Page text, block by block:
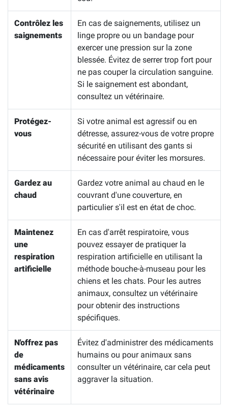
Contrôlez les
saignements
En cas de saignements, utilisez un
linge propre ou un bandage pour
exercer une pression sur la zone
blessée. Évitez de serrer trop fort pour
ne pas couper la circulation sanguine.
Si le saignement est abondant,
consultez un vétérinaire.
Protégez-
vous
Si votre animal est agressif ou en
détresse, assurez-vous de votre propre
sécurité en utilisant des gants si
nécessaire pour éviter les morsures.
Gardez au
chaud
Gardez votre animal au chaud en le
couvrant d'une couverture, en
particulier s'il est en état de choc.
Maintenez
une
respiration
artificielle
En cas d'arrêt respiratoire, vous
pouvez essayer de pratiquer la
respiration artificielle en utilisant la
méthode bouche-à-museau pour les
chiens et les chats. Pour les autres
animaux, consultez un vétérinaire
pour obtenir des instructions
spécifiques.
N'offrez pas
de
médicaments
sans avis
vétérinaire
Évitez d'administrer des médicaments
humains ou pour animaux sans
consulter un vétérinaire, car cela peut
aggraver la situation.